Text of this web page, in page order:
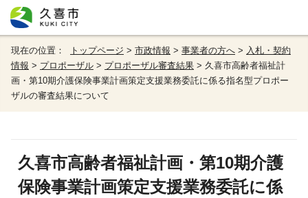
現在の位置： トップページ > 市政情報 > 事業者の方へ > 入札・契約
情報 > プロポーザル > プロポーザル審査結果 > 久喜市高齢者福祉計
画・第10期介護保険事業計画策定支援業務委託に係る指名型プロポー
ザルの審査結果について
久喜市高齢者福祉計画・第10期介護
保険事業計画策定支援業務委託に係